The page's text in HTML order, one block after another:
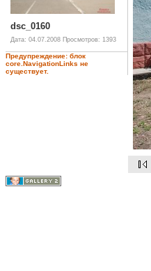
dsc_0160
Дата: 04.07.2008 Просмотров: 1393
Предупреждение: блок
core.NavigationLinks не
существует.